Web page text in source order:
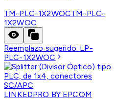
TM-PLC-1X2WOCTM-PLC-
1X2WOC
Reemplazo sugerido: LP-
PLC-1X2WOC
LINKEDPRO BY EPCOM